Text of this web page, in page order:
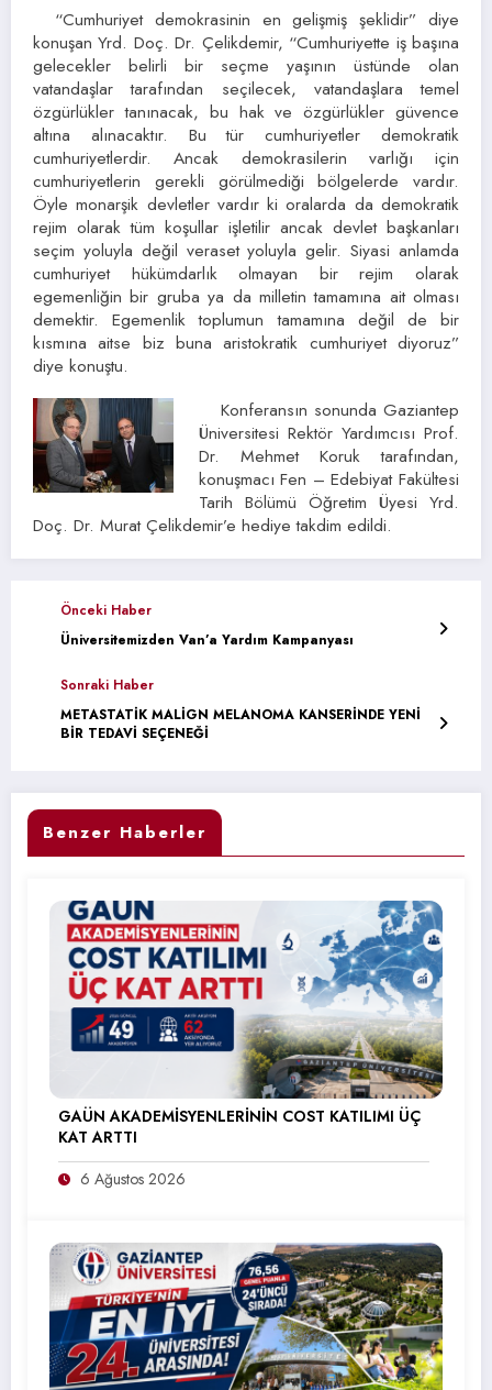
“Cumhuriyet demokrasinin en gelişmiş şeklidir” diye
konuşan Yrd. Doç. Dr. Çelikdemir, “Cumhuriyette iş başına
gelecekler belirli bir seçme yaşının üstünde olan
vatandaşlar tarafından seçilecek, vatandaşlara temel
özgürlükler tanınacak, bu hak ve özgürlükler güvence
altına alınacaktır. Bu tür cumhuriyetler demokratik
cumhuriyetlerdir. Ancak demokrasilerin varlığı için
cumhuriyetlerin gerekli görülmediği bölgelerde vardır.
Öyle monarşik devletler vardır ki oralarda da demokratik
rejim olarak tüm koşullar işletilir ancak devlet başkanları
seçim yoluyla değil veraset yoluyla gelir. Siyasi anlamda
cumhuriyet hükümdarlık olmayan bir rejim olarak
egemenliğin bir gruba ya da milletin tamamına ait olması
demektir. Egemenlik toplumun tamamına değil de bir
kısmına aitse biz buna aristokratik cumhuriyet diyoruz”
diye konuştu.
Konferansın sonunda Gaziantep
Üniversitesi Rektör Yardımcısı Prof.
Dr. Mehmet Koruk tarafından,
konuşmacı Fen – Edebiyat Fakültesi
Tarih Bölümü Öğretim Üyesi Yrd.
Doç. Dr. Murat Çelikdemir’e hediye takdim edildi.
Önceki Haber
Üniversitemizden Van’a Yardım Kampanyası
Sonraki Haber
METASTATİK MALİGN MELANOMA KANSERİNDE YENİ
BİR TEDAVİ SEÇENEĞİ
Benzer Haberler
GAÜN AKADEMİSYENLERİNİN COST KATILIMI ÜÇ
KAT ARTTI
6 Ağustos 2026